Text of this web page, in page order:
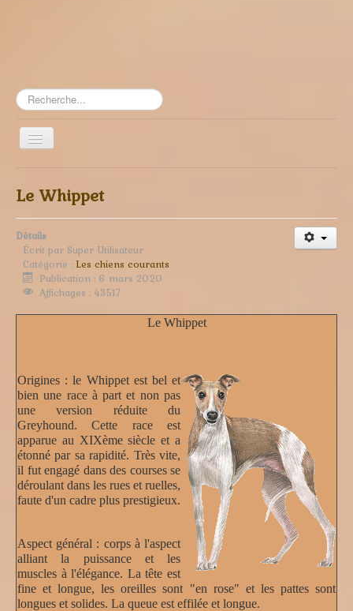
Rechercher
Toggle
Navigation
Le Whippet
Détails
Écrit par Super Utilisateur
Catégorie : Les chiens courants
Publication : 6 mars 2020
Affichages : 43517
Le Whippet
Origines : le Whippet est bel et
bien une race à part et non pas
une version réduite du
Greyhound. Cette race est
apparue au XIXème siècle et a
étonné par sa rapidité. Très vite,
il fut engagé dans des courses se
déroulant dans les rues et ruelles,
faute d'un cadre plus prestigieux.
Aspect général : corps à l'aspect
alliant la puissance et les
muscles à l'élégance. La tête est
fine et longue, les oreilles sont "en rose" et les pattes sont
longues et solides. La queue est effilée et longue.